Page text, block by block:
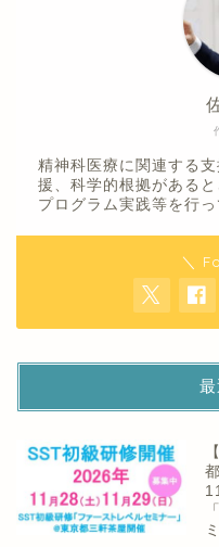
精神科医療に関連する
援、科学的根拠がある
プログラム実践等を行っ
＼